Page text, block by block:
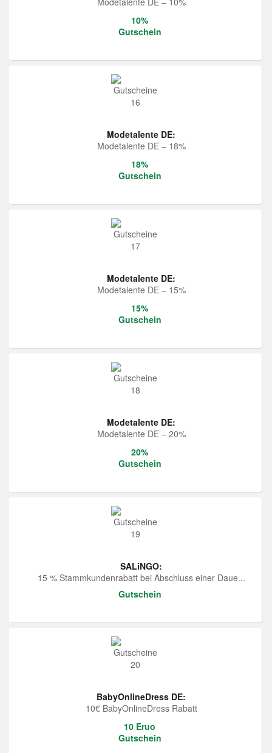
10%
Gutschein
Modetalente DE:
Modetalente DE – 18%
18%
Gutschein
Modetalente DE:
Modetalente DE – 15%
15%
Gutschein
Modetalente DE:
Modetalente DE – 20%
20%
Gutschein
SALiNGO:
15 % Stammkundenrabatt bei Abschluss einer Daue...
Gutschein
BabyOnlineDress DE:
10€ BabyOnlineDress Rabatt
10 Eruo
Gutschein